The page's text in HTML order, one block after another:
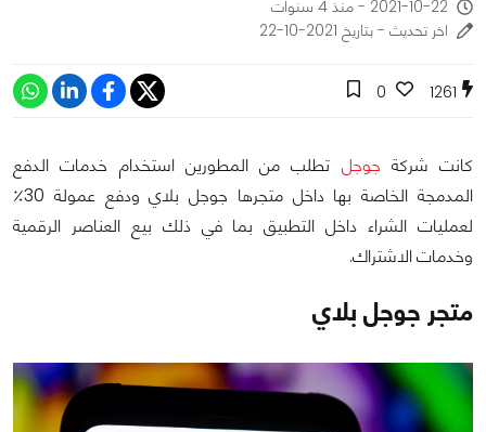
2021-10-22 - منذ 4 سنوات
اخر تحديث - بتاريخ 2021-10-22
1261
0
كانت شركة جوجل تطلب من المطورين استخدام خدمات الدفع
المدمجة الخاصة بها داخل متجرها جوجل بلاي ودفع عمولة 30٪
لعمليات الشراء داخل التطبيق بما في ذلك بيع العناصر الرقمية
وخدمات الاشتراك.
متجر جوجل بلاي